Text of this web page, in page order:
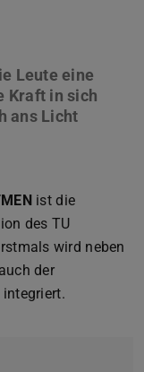
Leute eine
Kraft in sich
ans Licht
ist die
des TU
wird neben
der
integriert.